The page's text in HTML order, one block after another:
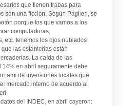
que tienen trabas para
son una ficción. Según Paglieri, se
porque los que vamos a los
computadoras,
etc. tenemos los ojos nublados
las estanterías están
La caída de las
14% en abril seguramente debe
de inversiones locales que
mercado interno de acuerdo al
del INDEC, en abril cayeron: